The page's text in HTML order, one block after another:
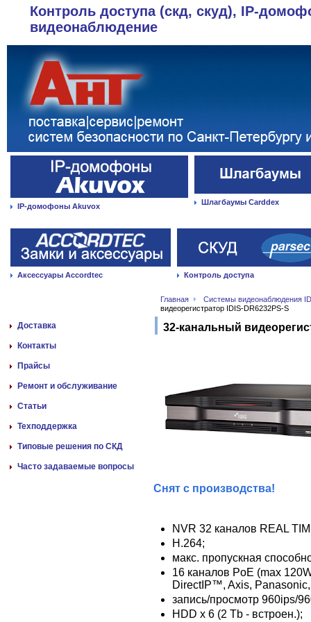
Контроль доступа (скд, скуд), IP-
видеонаблюдение
IP-домофоны Akuvox Шлагбаумы Carddex
Аксессуары Accordtec Контроль доступа
Главная
Системы видеонаблюдения
видеорегистратор IDIS-DR6232PS-S
Доставка
Контакты
Прайсы
Ремонт и обслуживание
Статьи
Техподдержка
Типовые решения по СКД
Часто задаваемые вопросы
32-канальный
Снят с производства!
NVR 32 каналов REAL
H.264;
макс. пропускная
16 каналов PoE (max
DirectIP™, Axis,
запись/просмотр 960ips/
HDD х 6 (2 Tb - встроен.);